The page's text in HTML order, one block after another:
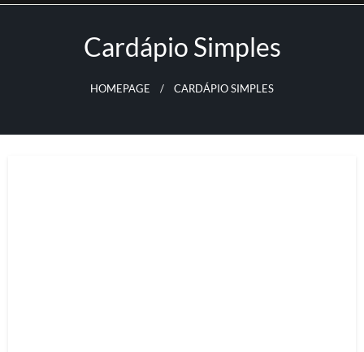
Skip
Cardápio Simples
HOMEPAGE CARDÁPIO SIMPLES